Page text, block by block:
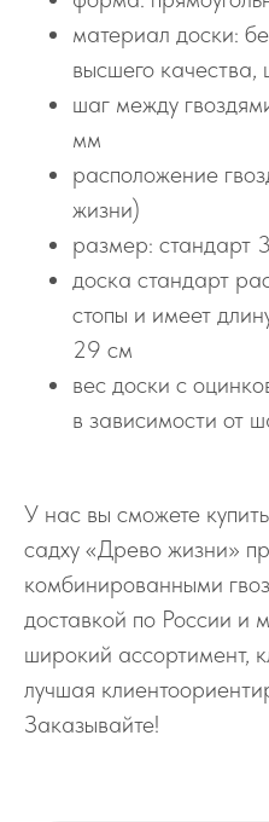
материал доски:
высшего качества,
шаг между
мм
расположение
жизни)
размер: стандарт
доска стандарт
стопы и имеет
29 см
вес доски с
в зависимости от
У нас вы сможете
садху «Древо жизни»
комбинированными
доставкой по России и
широкий ассортимент,
лучшая
Заказывайте!